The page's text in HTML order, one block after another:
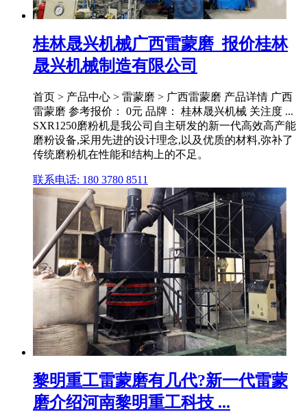
桂林晟兴机械广西雷蒙磨_报价桂林
晟兴机械制造有限公司
首页 > 产品中心 > 雷蒙磨 > 广西雷蒙磨 产品详情 广西
雷蒙磨 参考报价： 0元 品牌： 桂林晟兴机械 关注度 ...
SXR1250磨粉机是我公司自主研发的新一代高效高产能
磨粉设备,采用先进的设计理念,以及优质的材料,弥补了
传统磨粉机在性能和结构上的不足。
联系电话: 180 3780 8511
黎明重工雷蒙磨有几代?新一代雷蒙
磨介绍河南黎明重工科技 ...